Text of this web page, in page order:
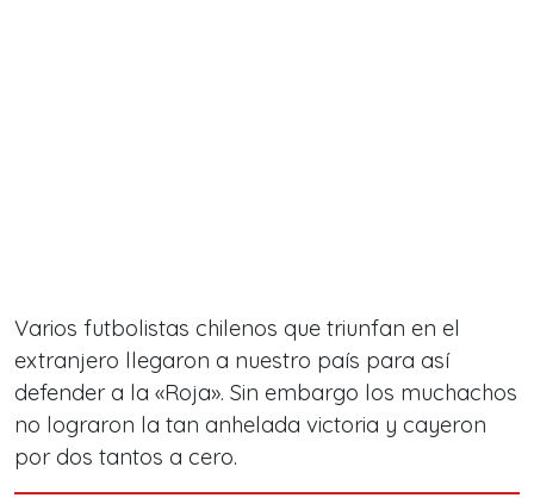
Varios futbolistas chilenos que triunfan en el
extranjero llegaron a nuestro país para así
defender a la «Roja». Sin embargo los muchachos
no lograron la tan anhelada victoria y cayeron
por dos tantos a cero.